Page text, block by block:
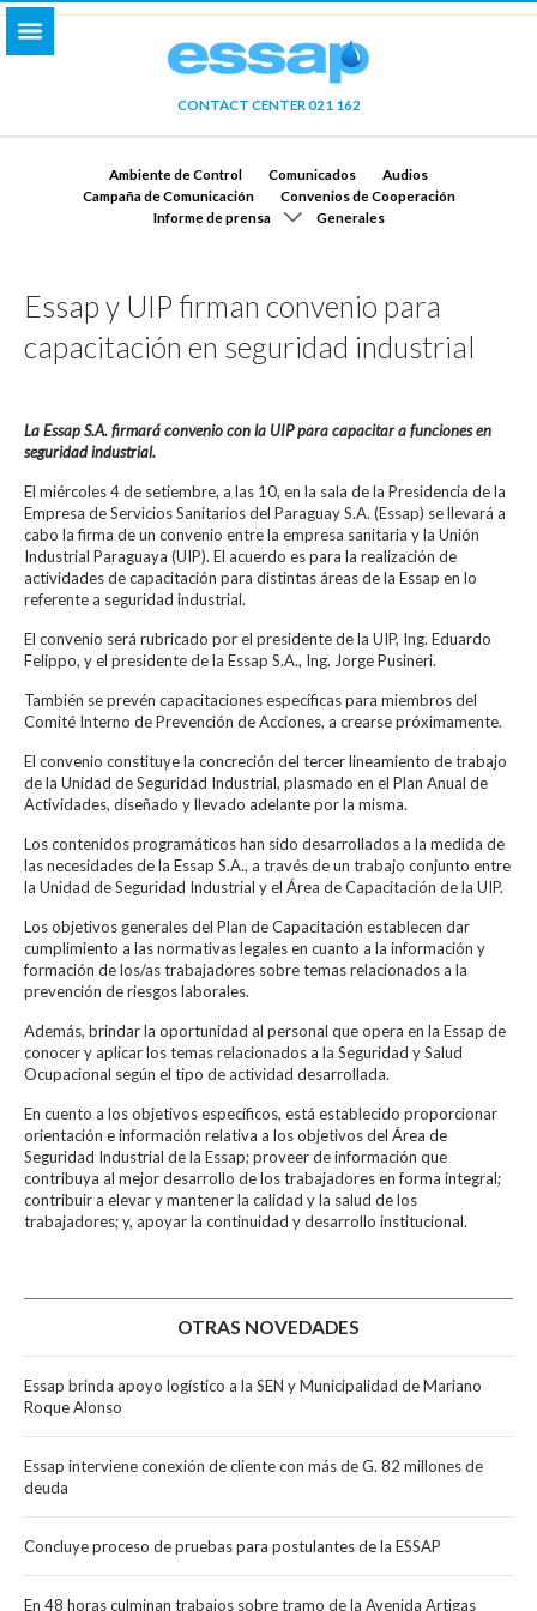
CONTACT CENTER 021 162
Ambiente de Control Comunicados
Audios
Campaña de Comunicación
Convenios de Cooperación
Informe de prensa
Generales
Essap y UIP firman convenio para
capacitación en seguridad industrial
La Essap S.A. firmará convenio con la UIP para capacitar a funciones en
seguridad industrial.
El miércoles 4 de setiembre, a las 10, en la sala de la Presidencia de la
Empresa de Servicios Sanitarios del Paraguay S.A. (Essap) se llevará a
cabo la firma de un convenio entre la empresa sanitaria y la Unión
Industrial Paraguaya (UIP). El acuerdo es para la realización de
actividades de capacitación para distintas áreas de la Essap en lo
referente a seguridad industrial.
El convenio será rubricado por el presidente de la UIP, Ing. Eduardo
Felippo, y el presidente de la Essap S.A., Ing. Jorge Pusineri.
También se prevén capacitaciones específicas para miembros del
Comité Interno de Prevención de Acciones, a crearse próximamente.
El convenio constituye la concreción del tercer lineamiento de trabajo
de la Unidad de Seguridad Industrial, plasmado en el Plan Anual de
Actividades, diseñado y llevado adelante por la misma.
Los contenidos programáticos han sido desarrollados a la medida de
las necesidades de la Essap S.A., a través de un trabajo conjunto entre
la Unidad de Seguridad Industrial y el Área de Capacitación de la UIP.
Los objetivos generales del Plan de Capacitación establecen dar
cumplimiento a las normativas legales en cuanto a la información y
formación de los/as trabajadores sobre temas relacionados a la
prevención de riesgos laborales.
Además, brindar la oportunidad al personal que opera en la Essap de
conocer y aplicar los temas relacionados a la Seguridad y Salud
Ocupacional según el tipo de actividad desarrollada.
En cuento a los objetivos específicos, está establecido proporcionar
orientación e información relativa a los objetivos del Área de
Seguridad Industrial de la Essap; proveer de información que
contribuya al mejor desarrollo de los trabajadores en forma integral;
contribuir a elevar y mantener la calidad y la salud de los
trabajadores; y, apoyar la continuidad y desarrollo institucional.
OTRAS NOVEDADES
Essap brinda apoyo logístico a la SEN y Municipalidad de Mariano
Roque Alonso
Essap interviene conexión de cliente con más de G. 82 millones de
deuda
Concluye proceso de pruebas para postulantes de la ESSAP
En 48 horas culminan trabajos sobre tramo de la Avenida Artigas